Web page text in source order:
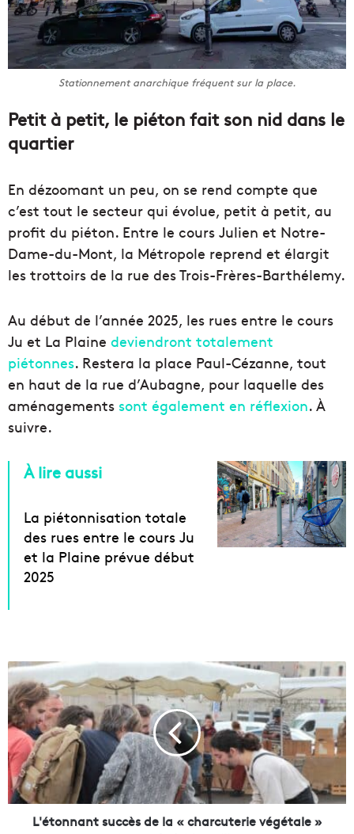
Stationnement anarchique fréquent sur la place.
Petit à petit, le piéton fait son nid dans le
quartier
En dézoomant un peu, on se rend compte que
c’est tout le secteur qui évolue, petit à petit, au
profit du piéton. Entre le cours Julien et Notre-
Dame-du-Mont, la Métropole reprend et élargit
les trottoirs de la rue des Trois-Frères-Barthélemy.
Au début de l’année 2025, les rues entre le cours
Ju et La Plaine deviendront totalement
piétonnes. Restera la place Paul-Cézanne, tout
en haut de la rue d’Aubagne, pour laquelle des
aménagements sont également en réflexion. À
suivre.
À lire aussi
La piétonnisation totale
des rues entre le cours Ju
et la Plaine prévue début
2025
L
'
é
t
n
n
a
n
L'étonnant succès de la « charcuterie végétale »